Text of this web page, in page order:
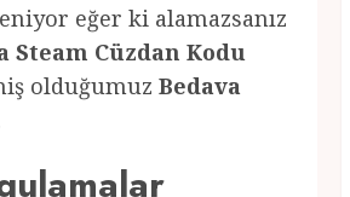
eğer ki alamazsanız
Steam Cüzdan Kodu
olduğumuz Bedava